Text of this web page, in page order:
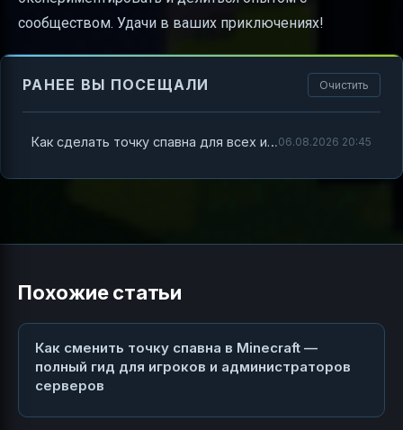
сообществом. Удачи в ваших приключениях!
РАНЕЕ ВЫ ПОСЕЩАЛИ Очистить
Как сделать точку спавна для всех игроков в Minecraft06.08.2026 20:45
Похожие статьи
Как сменить точку спавна в Minecraft —
полный гид для игроков и администраторов
серверов